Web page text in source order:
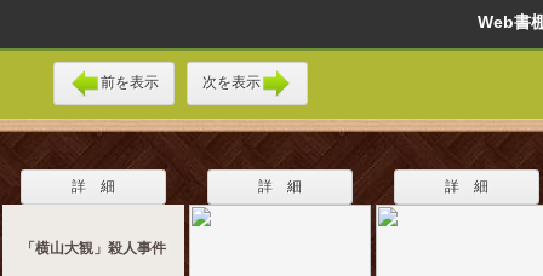
Web
前を表示 次を表示
詳 細
「横山大観」殺人事件
詳 細 詳 細